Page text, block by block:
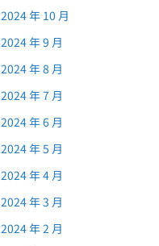
2024 年 10 月
2024 年 9 月
2024 年 8 月
2024 年 7 月
2024 年 6 月
2024 年 5 月
2024 年 4 月
2024 年 3 月
2024 年 2 月